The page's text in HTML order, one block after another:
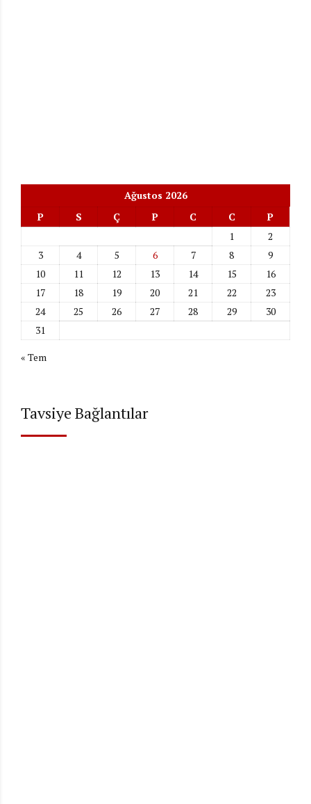
Ağustos 2026
P
S Ç P C C
P
1
2
3
4 5 6 7 8
9
10
11 12 13 14 15
16
17
18 19 20 21 22
23
24
25 26 27 28 29
30
31
« Tem
Tavsiye Bağlantılar